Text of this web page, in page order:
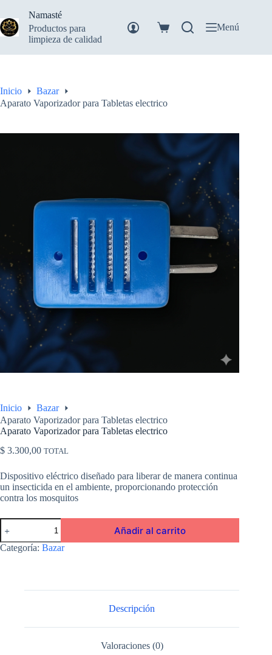
contenido
Namasté
Productos para
limpieza de calidad
Carro
compra
Menú
Inicio
Bazar
Aparato Vaporizador para Tabletas electrico
Inicio
Bazar
Aparato Vaporizador para Tabletas electrico
Aparato Vaporizador para Tabletas electrico
$ 3.300,00 TOTAL
Dispositivo eléctrico diseñado para liberar de manera continua
un insecticida en el ambiente, proporcionando protección
contra los mosquitos
Aparato
Vaporizador
para
Tabletas
Añadir al carrito
Categoría: Bazar
Descripción
Valoraciones (0)